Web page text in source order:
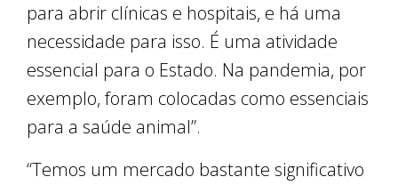
para abrir clínicas e hospitais, e há uma
necessidade para isso. É uma atividade
essencial para o Estado. Na pandemia, por
exemplo, foram colocadas como essenciais
para a saúde animal”.
“Temos um mercado bastante significativo